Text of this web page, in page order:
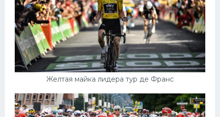
Желтая майка лидера тур де Франс